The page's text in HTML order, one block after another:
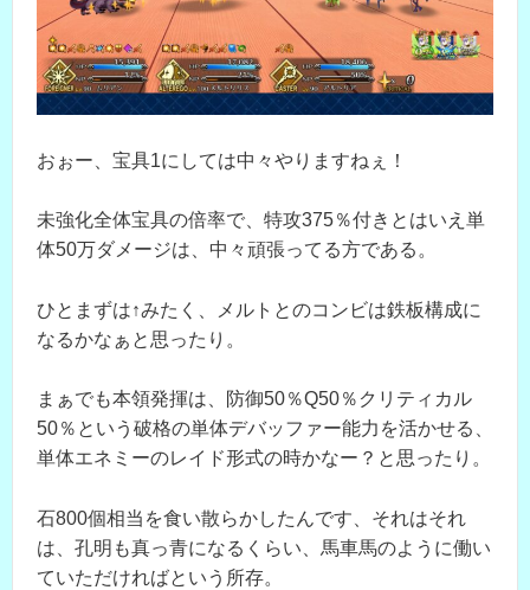
おぉー、宝具1にしては中々やりますねぇ！
未強化全体宝具の倍率で、特攻375％付きとはいえ単
体50万ダメージは、中々頑張ってる方である。
ひとまずは↑みたく、メルトとのコンビは鉄板構成に
なるかなぁと思ったり。
まぁでも本領発揮は、防御50％Q50％クリティカル
50％という破格の単体デバッファー能力を活かせる、
単体エネミーのレイド形式の時かなー？と思ったり。
石800個相当を食い散らかしたんです、それはそれ
は、孔明も真っ青になるくらい、馬車馬のように働い
ていただければという所存。